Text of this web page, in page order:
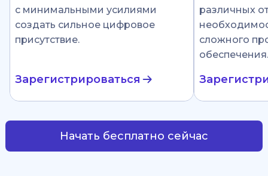
с минимальными усилиями
создать сильное цифровое
присутствие.
Зарегистрироваться
различных
сложного
обеспечения.
Начать бесплатно сейчас